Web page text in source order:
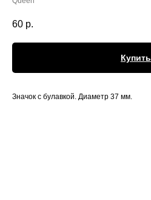
60 р.
Купить
Значок с булавкой. Диаметр 37 мм.